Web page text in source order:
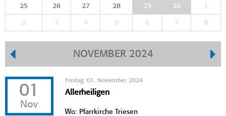
25 26 27 28 29 30 1
2 3 4 5 6 7 8
NOVEMBER 2024
01
Nov
Freitag, 01. November 2024
Allerheiligen
Wo: Pfarrkirche Triesen